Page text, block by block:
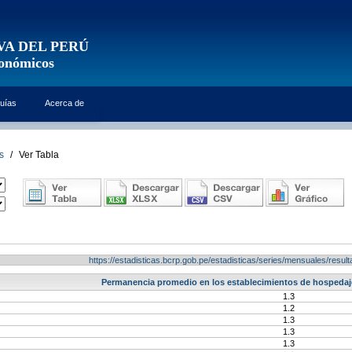
DEL PERÚ
Acerca de
/ Ver Tabla
https://estadisticas.bcrp.gob.pe/estadisticas/series/mensuales/
Permanencia promedio en los establecimientos de
1.3
1.2
1.3
1.3
1.3